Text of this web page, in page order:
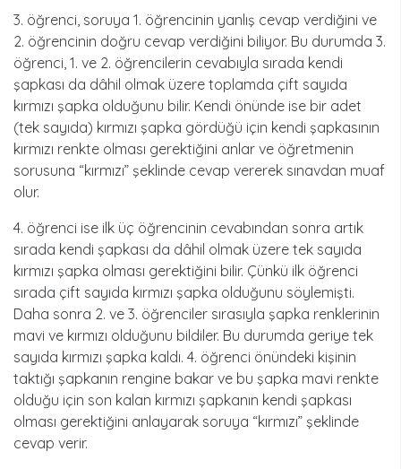
3. öğrenci, soruya 1. öğrencinin yanlış cevap verdiğini ve
2. öğrencinin doğru cevap verdiğini biliyor. Bu durumda 3.
öğrenci, 1. ve 2. öğrencilerin cevabıyla sırada kendi
şapkası da dâhil olmak üzere toplamda çift sayıda
kırmızı şapka olduğunu bilir. Kendi önünde ise bir adet
(tek sayıda) kırmızı şapka gördüğü için kendi şapkasının
kırmızı renkte olması gerektiğini anlar ve öğretmenin
sorusuna “kırmızı” şeklinde cevap vererek sınavdan muaf
olur.
4. öğrenci ise ilk üç öğrencinin cevabından sonra artık
sırada kendi şapkası da dâhil olmak üzere tek sayıda
kırmızı şapka olması gerektiğini bilir. Çünkü ilk öğrenci
sırada çift sayıda kırmızı şapka olduğunu söylemişti.
Daha sonra 2. ve 3. öğrenciler sırasıyla şapka renklerinin
mavi ve kırmızı olduğunu bildiler. Bu durumda geriye tek
sayıda kırmızı şapka kaldı. 4. öğrenci önündeki kişinin
taktığı şapkanın rengine bakar ve bu şapka mavi renkte
olduğu için son kalan kırmızı şapkanın kendi şapkası
olması gerektiğini anlayarak soruya “kırmızı” şeklinde
cevap verir.